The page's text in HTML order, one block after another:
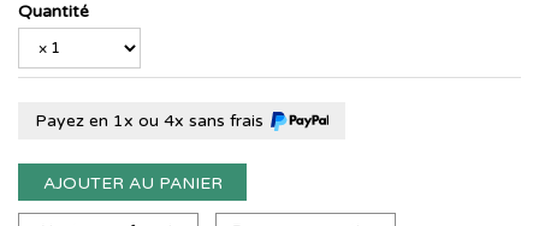
Quantité
Payez en 1x ou 4x sans frais
AJOUTER AU PANIER